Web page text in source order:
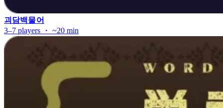
괴담백물어
3–7 players ・ ~20 min